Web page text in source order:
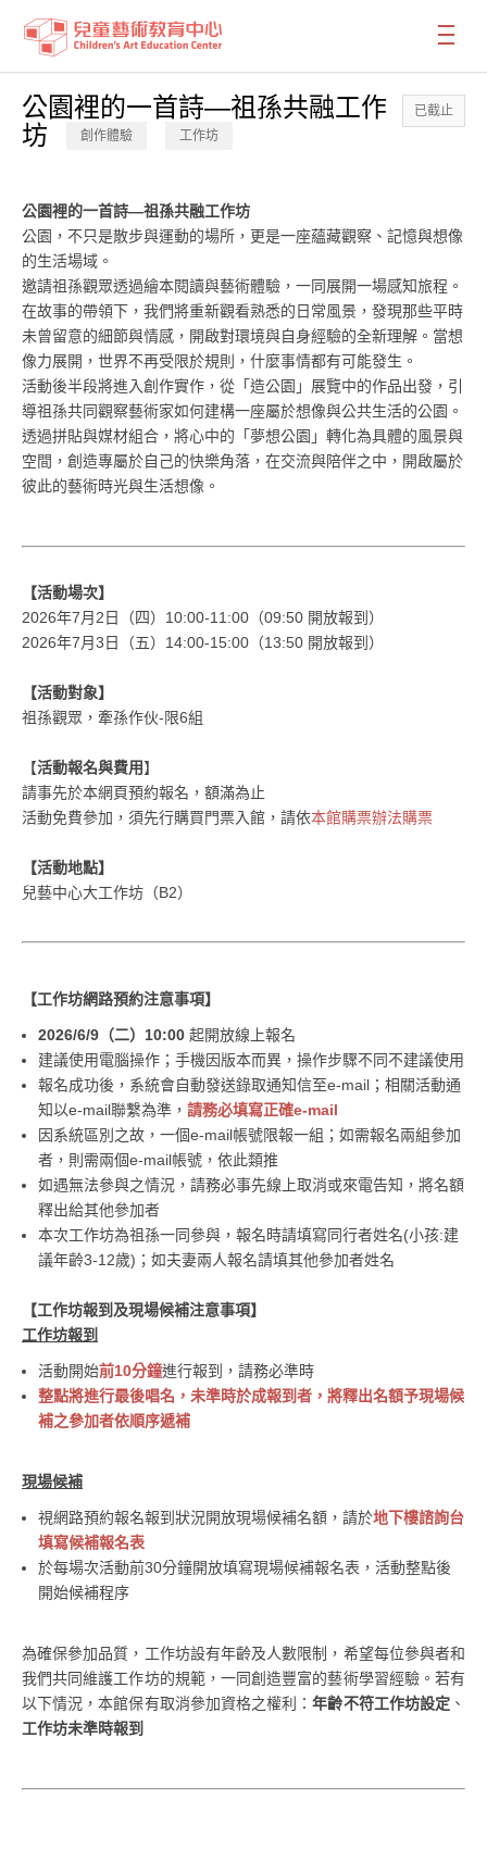
已截止
公園裡的一首詩—祖孫共融工作
坊
創作體驗 工作坊
公園裡的一首詩—祖孫共融工作坊
公園，不只是散步與運動的場所，更是一座蘊藏觀察、記憶與想像
的生活場域。
邀請祖孫觀眾透過繪本閱讀與藝術體驗，一同展開一場感知旅程。
在故事的帶領下，我們將重新觀看熟悉的日常風景，發現那些平時
未曾留意的細節與情感，開啟對環境與自身經驗的全新理解。當想
像力展開，世界不再受限於規則，什麼事情都有可能發生。
活動後半段將進入創作實作，從「造公園」展覽中的作品出發，引
導祖孫共同觀察藝術家如何建構一座屬於想像與公共生活的公園。
透過拼貼與媒材組合，將心中的「夢想公園」轉化為具體的風景與
空間，創造專屬於自己的快樂角落，在交流與陪伴之中，開啟屬於
彼此的藝術時光與生活想像。
【活動場次】
2026年7月2日（四）10:00-11:00（09:50 開放報到）
2026年7月3日（五）14:00-15:00（13:50 開放報到）
【活動對象】
祖孫觀眾，牽孫作伙-限6組
【活動報名與費用】
請事先於本網頁預約報名，額滿為止
活動免費參加，須先行購買門票入館，請依本館購票辦法購票
【活動地點】
兒藝中心大工作坊（B2）
【工作坊網路預約注意事項】
2026/6/9（二）10:00 起開放線上報名
建議使用電腦操作；手機因版本而異，操作步驟不同不建議使用
報名成功後，系統會自動發送錄取通知信至e-mail；相關活動通
知以e-mail聯繫為準， 請務必填寫正確e-mail
因系統區別之故，一個e-mail帳號限報一組；如需報名兩組參加
者，則需兩個e-mail帳號，依此類推
如遇無法參與之情況，請務必事先線上取消或來電告知，將名額
釋出給其他參加者
本次工作坊為祖孫一同參與，報名時請填寫同行者姓名(小孩:建
議年齡3-12歲)；如夫妻兩人報名請填其他參加者姓名
【工作坊報到及現場候補注意事項】
工作坊報到
活動開始前10分鐘進行報到，請務必準時
整點將進行最後唱名，未準時於成報到者，將釋出名額予現場候
補之參加者依順序遞補
現場候補
視網路預約報名報到狀況開放現場候補名額，請於地下樓諮詢台
填寫候補報名表
於每場次活動前30分鐘開放填寫現場候補報名表，活動整點後
開始候補程序
為確保參加品質，工作坊設有年齡及人數限制，希望每位參與者和
我們共同維護工作坊的規範，一同創造豐富的藝術學習經驗。若有
以下情況，本館保有取消參加資格之權利：年齡不符工作坊設定 、
工作坊未準時報到